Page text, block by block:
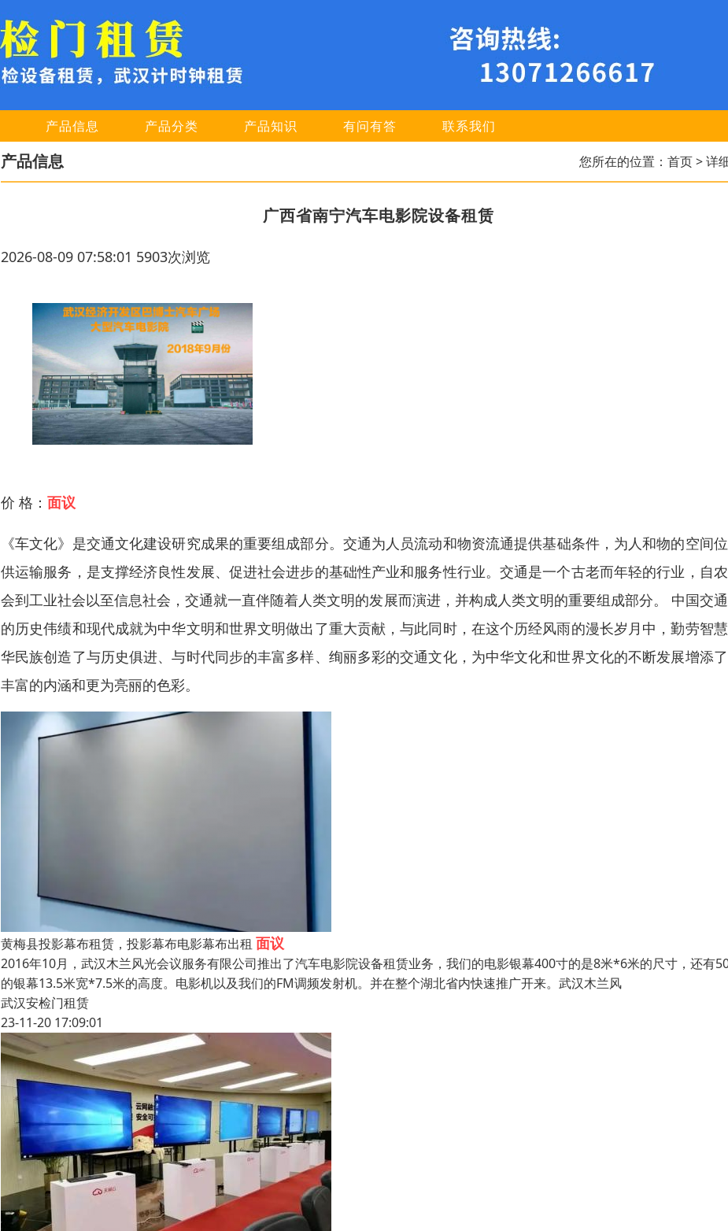
产品信息 产品分类 产品知识 有问有答 联系我们
产品信息 您所在的位置： 首页> 详
广西省南宁汽车电影院设备租赁
2026-08-09 07:58:01 5903次浏览
价 格： 面议
《车文化》是交通文化建设研究成果的重要组成部分。交通为人员流动和物资流通提供基础条件，为人和物的空间
供运输服务，是支撑经济良性发展、促进社会进步的基础性产业和服务性行业。交通是一个古老而年轻的行业，自
会到工业社会以至信息社会，交通就一直伴随着人类文明的发展而演进，并构成人类文明的重要组成部分。 中国交
的历史伟绩和现代成就为中华文明和世界文明做出了重大贡献，与此同时，在这个历经风雨的漫长岁月中，勤劳智
华民族创造了与历史俱进、与时代同步的丰富多样、绚丽多彩的交通文化，为中华文化和世界文化的不断发展增添
丰富的内涵和更为亮丽的色彩。
黄梅县投影幕布租赁，投影幕布电影幕布出租 面议
2016年10月，武汉木兰风光会议服务有限公司推出了汽车电影院设备租赁业务，我们的电影银幕400寸的是8米*6米的尺寸，还有
的银幕13.5米宽*7.5米的高度。电影机以及我们的FM调频发射机。并在整个湖北省内快速推广开来。武汉木兰风
武汉安检门租赁
23-11-20 17:09:01